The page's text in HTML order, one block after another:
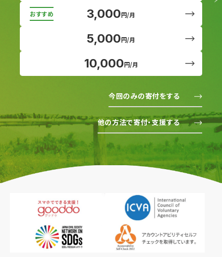
3,000円/月
5,000円/月
10,000円/月
今回のみの寄付をする
他の方法で寄付・支援する